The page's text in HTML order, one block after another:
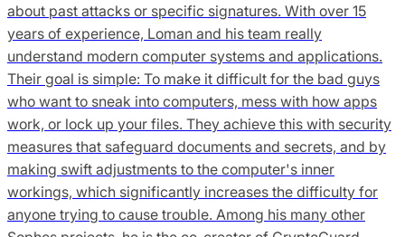
about past attacks or specific signatures. With over 15
years of experience, Loman and his team really
understand modern computer systems and applications.
Their goal is simple: To make it difficult for the bad guys
who want to sneak into computers, mess with how apps
work, or lock up your files. They achieve this with security
measures that safeguard documents and secrets, and by
making swift adjustments to the computer's inner
workings, which significantly increases the difficulty for
anyone trying to cause trouble. Among his many other